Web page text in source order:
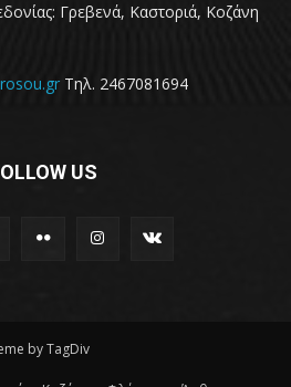
Γρεβενά, Καστοριά, Κοζάνη
Τηλ. 2467081694
US
by TagDiv